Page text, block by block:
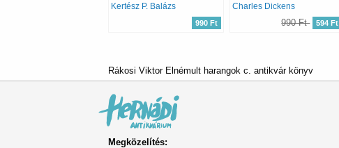
Kertész P. Balázs
990 Ft
Charles Dickens
990 Ft 594 Ft
Rákosi Viktor Elnémult harangok c. antikvár könyv
Megközelítés: